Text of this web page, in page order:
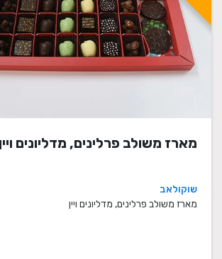
מארז משולב פרלינים, מדליונים ויין
שוקולאב
מארז משולב פרלינים, מדליונים ויין